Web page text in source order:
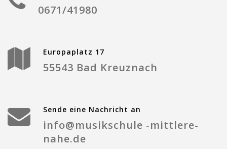
0671/41980
Europaplatz 17
55543 Bad Kreuznach
Sende eine Nachricht an
info@musikschule ‑mittlere-
nahe.de